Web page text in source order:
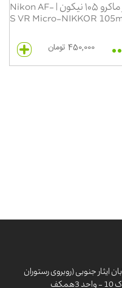
لنز ماکرو ۱۰۵ نیکون | Nikon AF-
S VR Micro-NIKKOR
450,000 تومان
ایثار جنوبی (روبروی رستوران